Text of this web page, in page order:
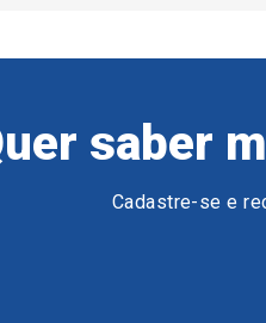
saber
Cadastre-se e